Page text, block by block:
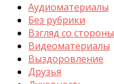
Аудиоматериалы
Без рубрики
Взгляд со стороны
Видеоматериалы
Выздоровление
Друзья